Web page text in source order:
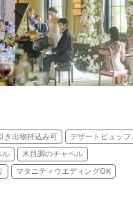
き出物持込み可 デザートビュッフ
ル 木目調のチャペル
マタニティウエディングOK